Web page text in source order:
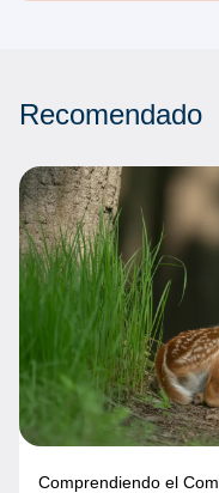
Recomendado
Comprendiendo el